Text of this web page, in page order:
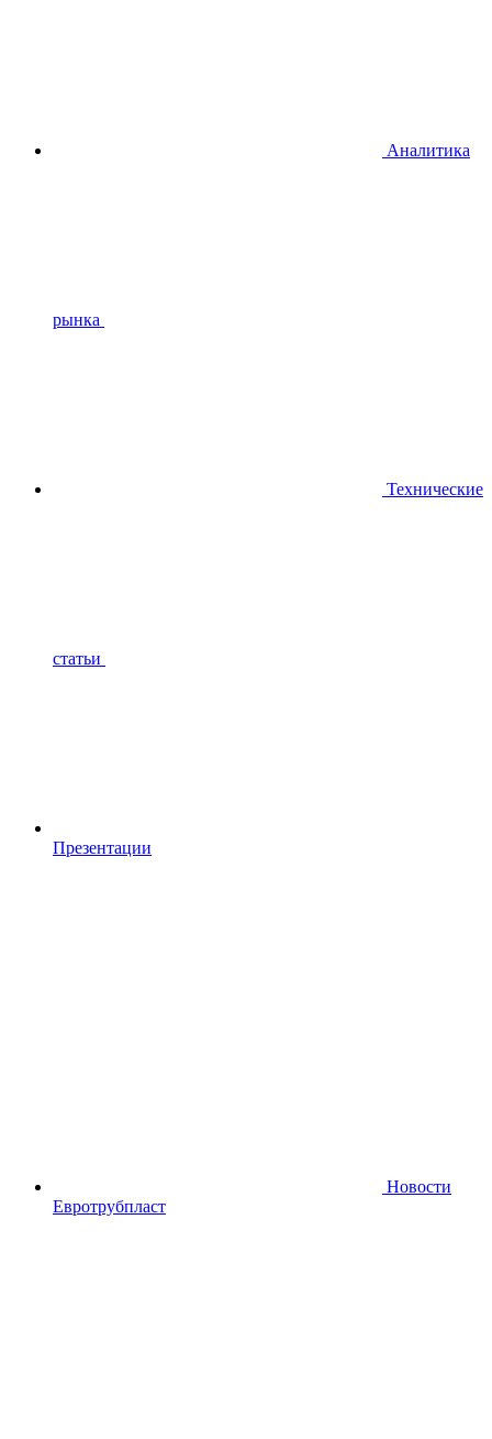
Аналитика
рынка
Технические
статьи
Презентации
Новости
Евротрубпласт